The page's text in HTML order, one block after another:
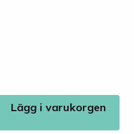
Lägg i varukorgen